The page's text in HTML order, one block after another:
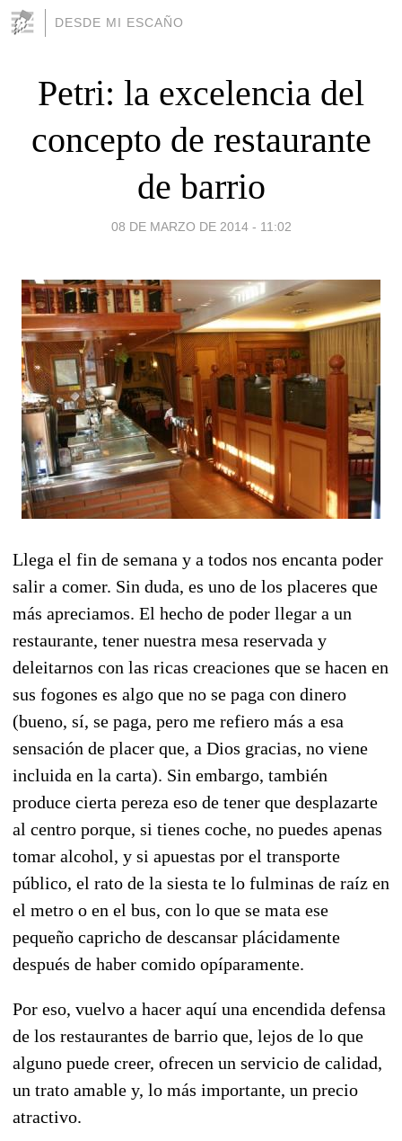
DESDE MI ESCAÑO
Petri: la excelencia del
concepto de restaurante
de barrio
08 DE MARZO DE 2014 - 11:02
Llega el fin de semana y a todos nos encanta poder
salir a comer. Sin duda, es uno de los placeres que
más apreciamos. El hecho de poder llegar a un
restaurante, tener nuestra mesa reservada y
deleitarnos con las ricas creaciones que se hacen en
sus fogones es algo que no se paga con dinero
(bueno, sí, se paga, pero me refiero más a esa
sensación de placer que, a Dios gracias, no viene
incluida en la carta). Sin embargo, también
produce cierta pereza eso de tener que desplazarte
al centro porque, si tienes coche, no puedes apenas
tomar alcohol, y si apuestas por el transporte
público, el rato de la siesta te lo fulminas de raíz en
el metro o en el bus, con lo que se mata ese
pequeño capricho de descansar plácidamente
después de haber comido opíparamente.
Por eso, vuelvo a hacer aquí una encendida defensa
de los restaurantes de barrio que, lejos de lo que
alguno puede creer, ofrecen un servicio de calidad,
un trato amable y, lo más importante, un precio
atractivo.